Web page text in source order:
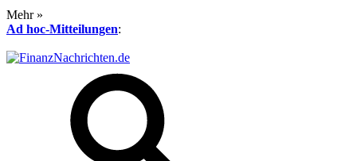
Mehr »
Ad hoc-Mitteilungen: